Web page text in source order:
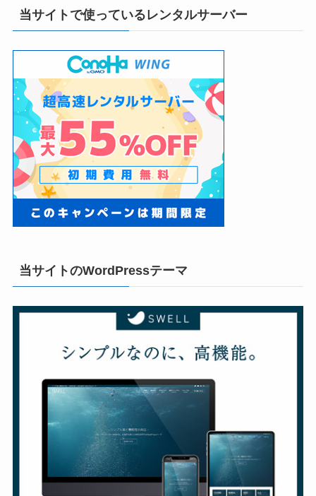
イ
当サイトで使っているレンタルサーバー
当サイトのWordPressテーマ